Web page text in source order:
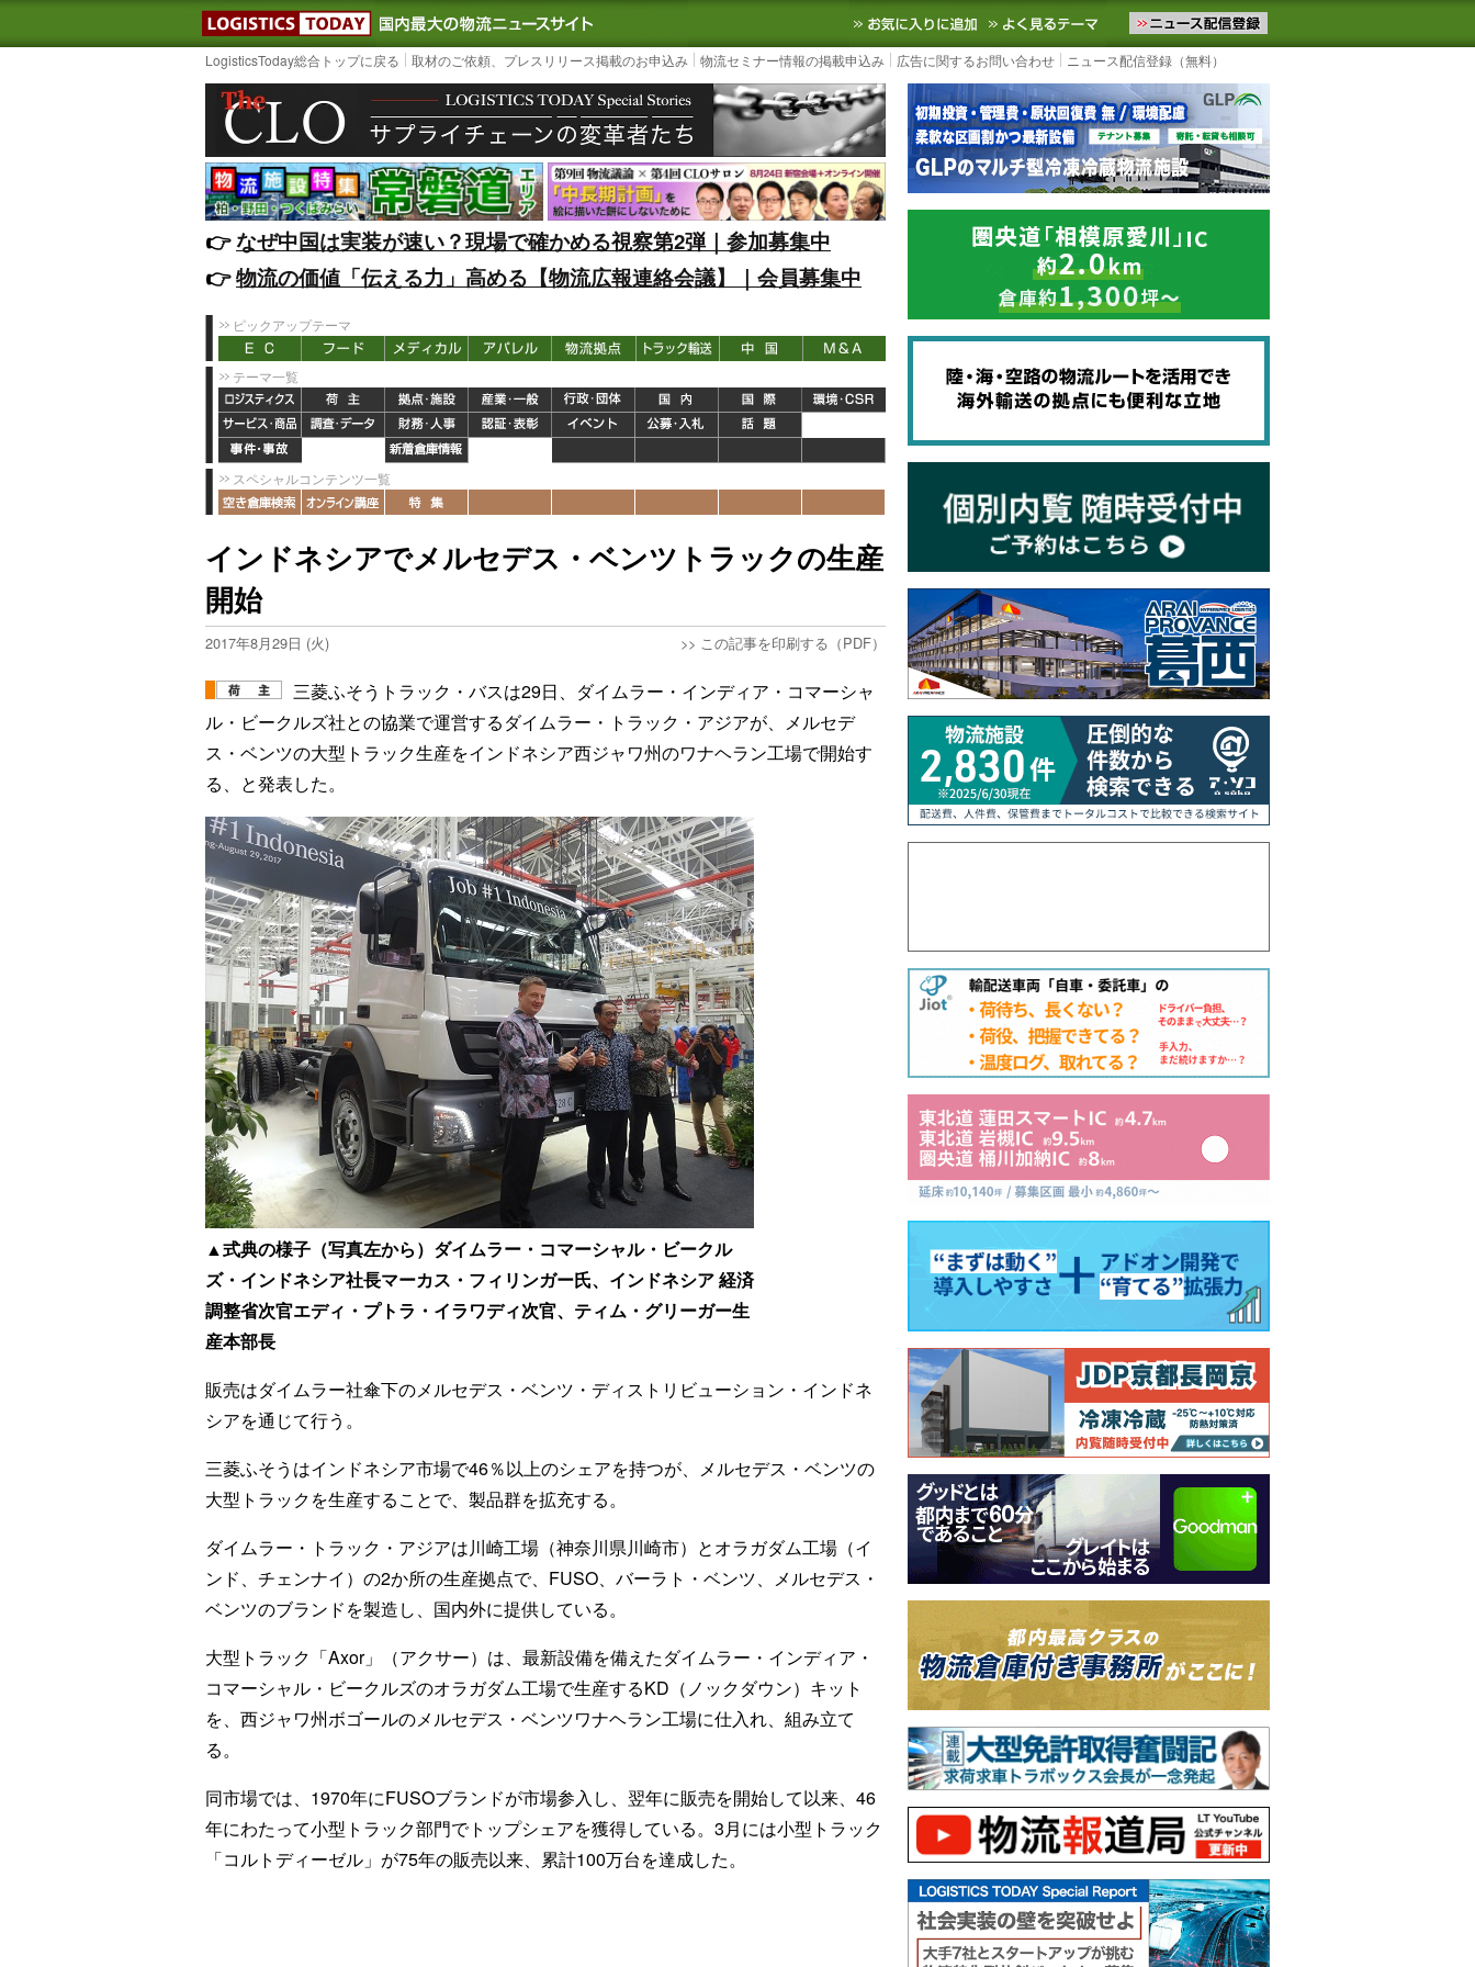
LOGISTICS TODAY｜国内最大の物流ニュースサイト3PL, SCMなど国内外の最新の物流ニュースをお届けします。物流ニュースメール配信を登録す
お気に入りに追加 よく見るテーマ
LogisticsToday総合トップに戻る 取材のご依頼、プレスリリース掲載のお申込み 物流セミナー情報の掲載申込み 広告に関するお問い合わせ ニュース配信登録（無料）
👉️なぜ中国は実装が速い？現場で確かめる視察第2弾｜参加募集中
👉️物流の価値「伝える力」高める【物流広報連絡会議】｜会員募集中
ピックアップテーマ
テーマ一覧
スペシャルコンテンツ一覧
インドネシアでメルセデス・ベンツトラックの生産
開始
2017年8月29日 (火) >> この記事を印刷する（PDF）
三菱ふそうトラック・バスは29日、ダイムラー・インディア・コマーシャ
ル・ビークルズ社との協業で運営するダイムラー・トラック・アジアが、メルセデ
ス・ベンツの大型トラック生産をインドネシア西ジャワ州のワナヘラン工場で開始す
る、と発表した。
▲式典の様子（写真左から）ダイムラー・コマーシャル・ビークル
ズ・インドネシア社長マーカス・フィリンガー氏、インドネシア 経済
調整省次官エディ・プトラ・イラワディ次官、ティム・グリーガー生
産本部長
販売はダイムラー社傘下のメルセデス・ベンツ・ディストリビューション・インドネ
シアを通じて行う。
三菱ふそうはインドネシア市場で46％以上のシェアを持つが、メルセデス・ベンツの
大型トラックを生産することで、製品群を拡充する。
ダイムラー・トラック・アジアは川崎工場（神奈川県川崎市）とオラガダム工場（イ
ンド、チェンナイ）の2か所の生産拠点で、FUSO、バーラト・ベンツ、メルセデス・
ベンツのブランドを製造し、国内外に提供している。
大型トラック「Axor」（アクサー）は、最新設備を備えたダイムラー・インディア・
コマーシャル・ビークルズのオラガダム工場で生産するKD（ノックダウン）キット
を、西ジャワ州ボゴールのメルセデス・ベンツワナヘラン工場に仕入れ、組み立て
る。
同市場では、1970年にFUSOブランドが市場参入し、翌年に販売を開始して以来、46
年にわたって小型トラック部門でトップシェアを獲得している。3月には小型トラック
「コルトディーゼル」が75年の販売以来、累計100万台を達成した。